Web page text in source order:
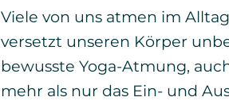
Viele von uns atmen im
versetzt unseren Körper
bewusste Yoga-Atmung,
mehr als nur das Ein- und